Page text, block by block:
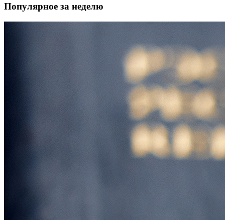
Популярное за неделю